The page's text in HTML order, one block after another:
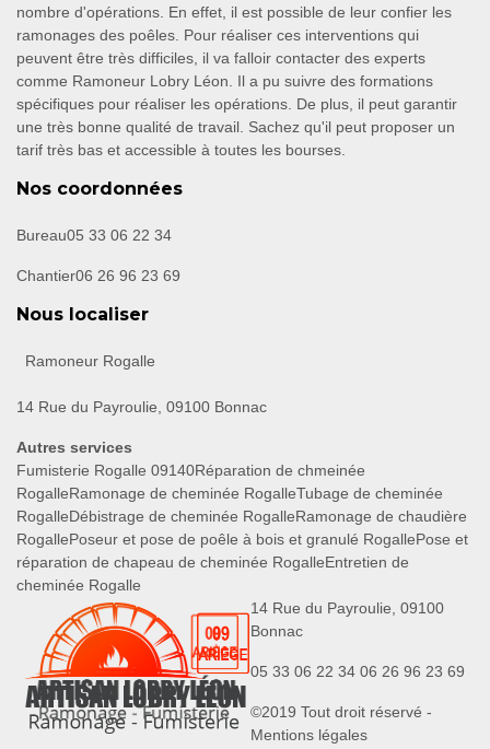
nombre d'opérations. En effet, il est possible de leur confier les
ramonages des poêles. Pour réaliser ces interventions qui
peuvent être très difficiles, il va falloir contacter des experts
comme Ramoneur Lobry Léon. Il a pu suivre des formations
spécifiques pour réaliser les opérations. De plus, il peut garantir
une très bonne qualité de travail. Sachez qu'il peut proposer un
tarif très bas et accessible à toutes les bourses.
Nos coordonnées
Bureau05 33 06 22 34
Chantier06 26 96 23 69
Nous localiser
Ramoneur Rogalle
14 Rue du Payroulie, 09100 Bonnac
Autres services
Fumisterie Rogalle 09140Réparation de chmeinée
RogalleRamonage de cheminée RogalleTubage de cheminée
RogalleDébistrage de cheminée RogalleRamonage de chaudière
RogallePoseur et pose de poêle à bois et granulé RogallePose et
réparation de chapeau de cheminée RogalleEntretien de
cheminée Rogalle
14 Rue du Payroulie, 09100
Bonnac
05 33 06 22 34 06 26 96 23 69
©2019 Tout droit réservé -
Mentions légales